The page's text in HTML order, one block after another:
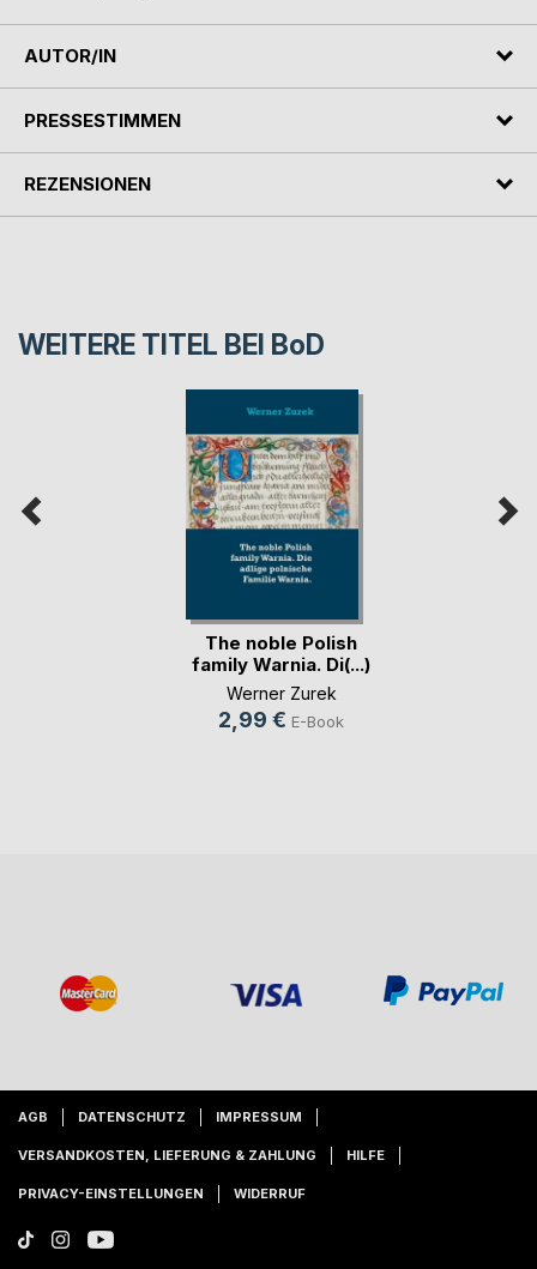
AUTOR/IN
PRESSESTIMMEN
REZENSIONEN
WEITERE TITEL BEI BoD
The noble Polish
family Warnia. Di(...)
Werner Zurek
2,99 € E-Book
AGB DATENSCHUTZ IMPRESSUM
VERSANDKOSTEN, LIEFERUNG & ZAHLUNG HILFE
PRIVACY-EINSTELLUNGEN WIDERRUF